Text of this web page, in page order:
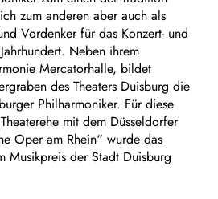
zum anderen aber auch als
Vordenker für das Konzert- und
Neben ihrem
Mercatorhalle, bildet
des Theaters Duisburg die
Philharmoniker. Für diese
mit dem Düsseldorfer
Oper am Rhein“ wurde das
Musikpreis der Stadt Duisburg